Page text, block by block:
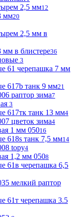
2,5 мм12
мм20
2,5 мм в
в блистере36
3
61 черепашка 7 мм
617b танк 9 мм21
раптор зима7
3
617тк танк 13 мм4
цветок зима4
1 мм 05016
618s танк 7,5 мм14
topy4
1,2 мм 0508
61в черепашка 6,5
мелкий раптор
61т черепашка 3.5